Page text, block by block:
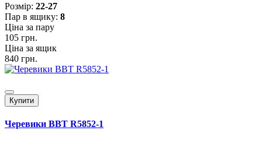
Розмiр: 22-27
Пар в ящику: 8
Ціна за пару
105 грн.
Ціна за ящик
840 грн.
Купити
Черевики BBT R5852-1